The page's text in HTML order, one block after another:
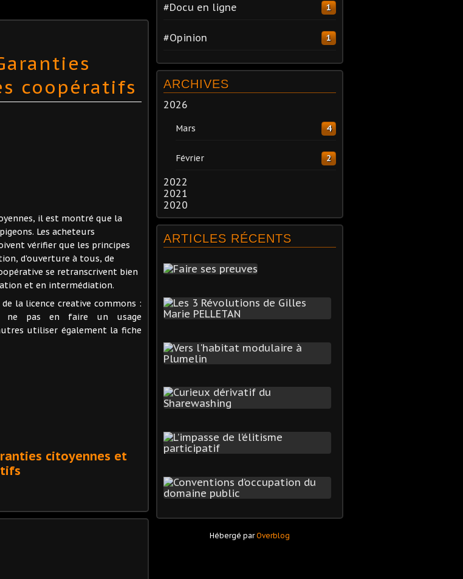
coopératifs
il est montré que la
Les acheteurs
vérifier que les principes
d'ouverture à tous, de
se retranscrivent bien
et en intermédiation.
la licence creative commons :
ne pas en faire un usage
utiliser également la fiche
citoyennes et
#Docu en ligne 1
#Opinion 1
ARCHIVES
2026
Mars 4
Février 2
2022
2021
2020
ARTICLES RÉCENTS
Hébergé parOverblog